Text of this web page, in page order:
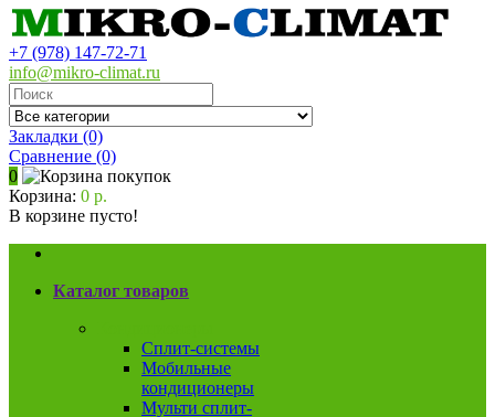
+7 (978) 147-72-71
info@mikro-climat.ru
Закладки (0)
Сравнение (0)
0
Корзина: 0 р.
В корзине пусто!
Каталог товаров
Сплит-системы
Мобильные
кондиционеры
Мульти сплит-